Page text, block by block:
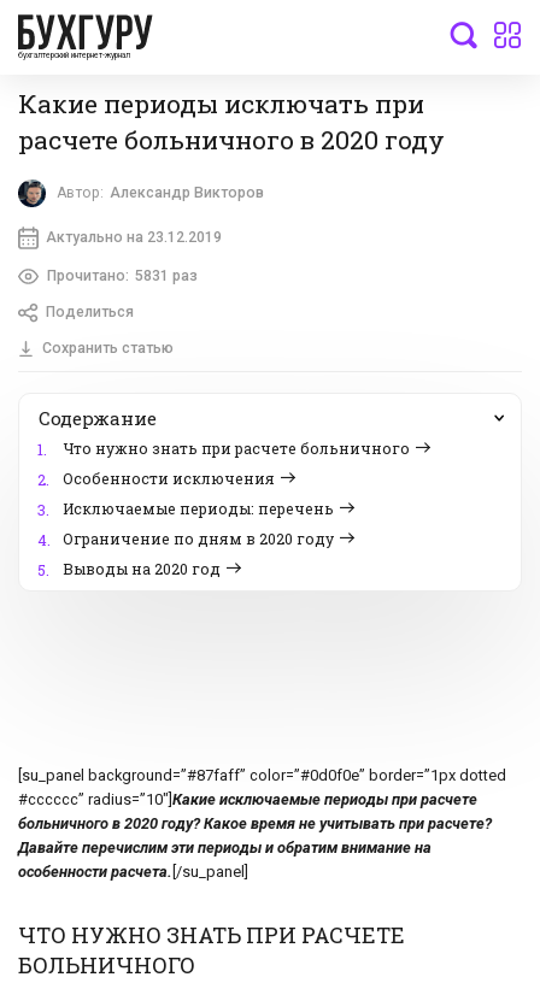
бухгалтерский интернет-журнал
Какие периоды исключать при
расчете больничного в 2020 году
Автор: Александр Викторов
Актуально на 23.12.2019
Прочитано: 5831 раз
Поделиться
Сохранить статью
Содержание
1.
Что нужно знать при расчете больничного
2.
Особенности исключения
3.
Исключаемые периоды: перечень
4.
Ограничение по дням в 2020 году
5.
Выводы на 2020 год
[su_panel background=”#87faff” color=”#0d0f0e” border=”1px dotted
#cccccc” radius=”10″] Какие исключаемые периоды при расчете
больничного в 2020 году? Какое время не учитывать при расчете?
Давайте перечислим эти периоды и обратим внимание на
особенности расчета. [/su_panel]
ЧТО НУЖНО ЗНАТЬ ПРИ РАСЧЕТЕ
БОЛЬНИЧНОГО